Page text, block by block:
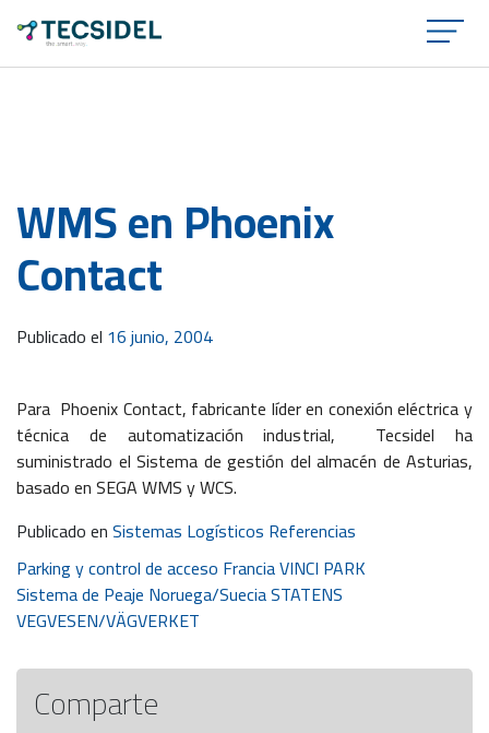
×
WMS en Phoenix
Contact
Publicado el 16 junio, 2004
Para Phoenix Contact, fabricante líder en conexión eléctrica y
técnica de automatización industrial, Tecsidel ha
suministrado el Sistema de gestión del almacén de Asturias,
basado en SEGA WMS y WCS.
Publicado enSistemas Logísticos Referencias
Navegación
de
entradas
Parking y control de acceso Francia VINCI PARK
Sistema de Peaje Noruega/Suecia STATENS
VEGVESEN/VÄGVERKET
Comparte